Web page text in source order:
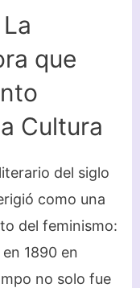
que
Cultura
del siglo
como una
del feminismo:
1890 en
no solo fue